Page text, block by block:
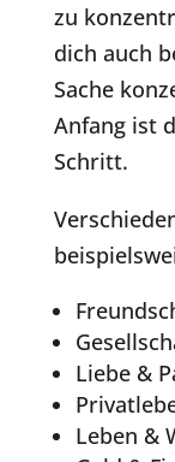
zu
dich auch
Sache
Anfang ist
Schritt.
Liebe &
Leben &